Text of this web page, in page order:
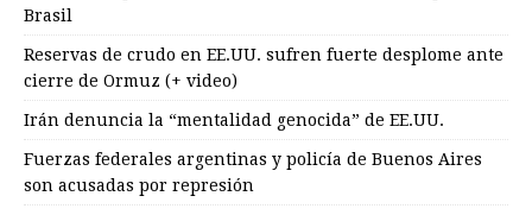
Brasil
Reservas de crudo en EE.UU. sufren fuerte desplome ante
cierre de Ormuz (+ video)
Irán denuncia la “mentalidad genocida” de EE.UU.
Fuerzas federales argentinas y policía de Buenos Aires
son acusadas por represión